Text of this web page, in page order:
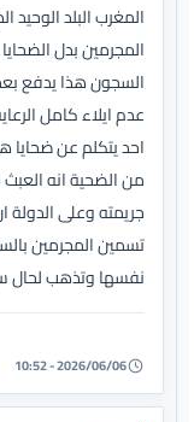
المغرب البلد
المجرمين بدل
السجون هذا يدفع
عدم ايلاء كامل
احد يتكلم عن ضحايا
من الضحية انه
جريمته وعلى
تسمين المجرمين
نفسها وتذهب لحال
2026/06/06 - 10:52